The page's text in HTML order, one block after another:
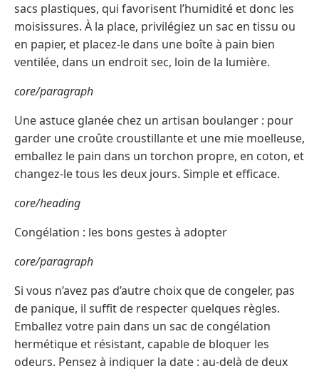
sacs plastiques, qui favorisent l’humidité et donc les
moisissures. À la place, privilégiez un sac en tissu ou
en papier, et placez-le dans une boîte à pain bien
ventilée, dans un endroit sec, loin de la lumière.
core/paragraph
Une astuce glanée chez un artisan boulanger : pour
garder une croûte croustillante et une mie moelleuse,
emballez le pain dans un torchon propre, en coton, et
changez-le tous les deux jours. Simple et efficace.
core/heading
Congélation : les bons gestes à adopter
core/paragraph
Si vous n’avez pas d’autre choix que de congeler, pas
de panique, il suffit de respecter quelques règles.
Emballez votre pain dans un sac de congélation
hermétique et résistant, capable de bloquer les
odeurs. Pensez à indiquer la date : au-delà de deux